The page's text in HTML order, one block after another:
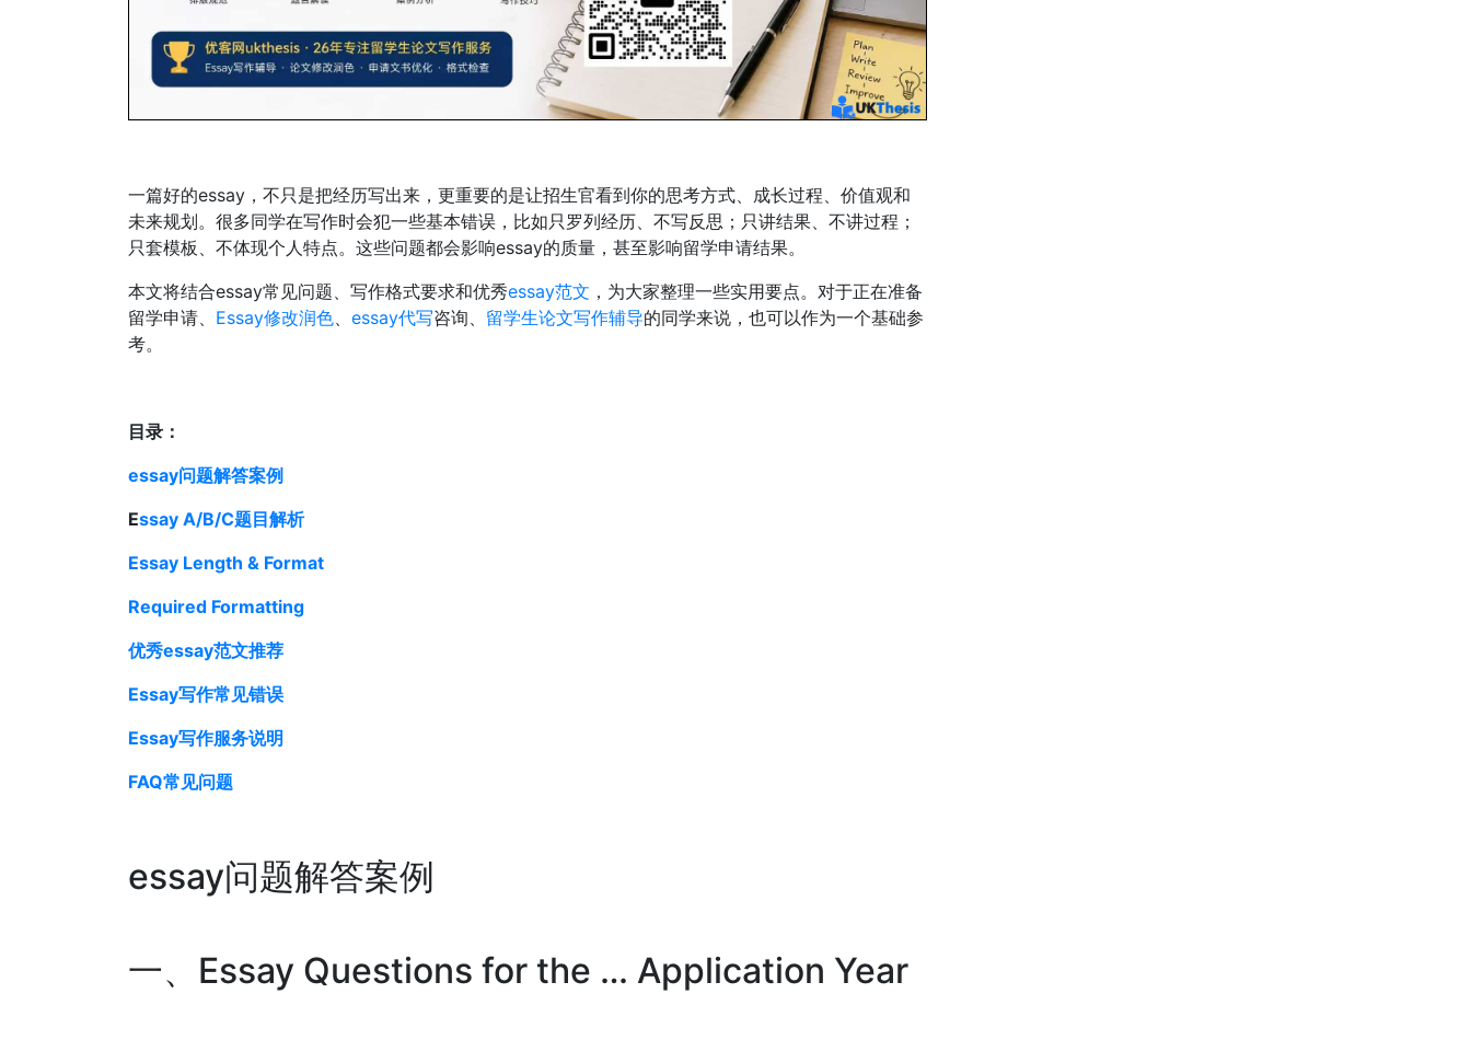
一篇好的essay，不只是把经历写出来，更重要的是让招生官看到你的思考方式、成长过程、价值观和
未来规划。很多同学在写作时会犯一些基本错误，比如只罗列经历、不写反思；只讲结果、不讲过程；
只套模板、不体现个人特点。这些问题都会影响essay的质量，甚至影响留学申请结果。
本文将结合essay常见问题、写作格式要求和优秀essay范文 ，为大家整理一些实用要点。对于正在准备
留学申请、 Essay修改润色、 essay代写咨询、 留学生论文写作辅导的同学来说，也可以作为一个基础参
考。
目录：
essay问题解答案例
Essay A/B/C题目解析
Essay Length & Format
Required Formatting
优秀essay范文推荐
Essay写作常见错误
Essay写作服务说明
FAQ常见问题
essay问题解答案例
一、Essay Questions for the … Application Year